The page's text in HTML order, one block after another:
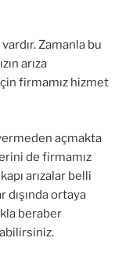
vardır. Zamanla bu
arıza
için firmamız hizmet
açmakta
de firmamız
arızalar belli
dışında ortaya
beraber